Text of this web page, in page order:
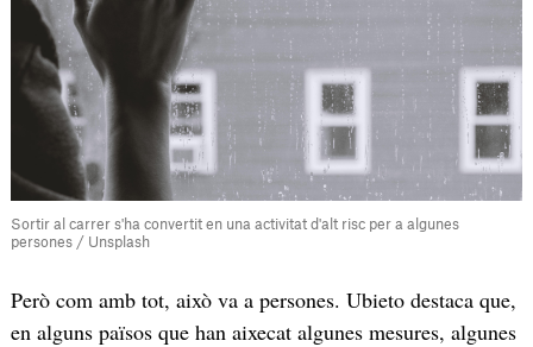
Sortir al carrer s'ha convertit en una activitat d'alt risc per a algunes
persones / Unsplash
Però com amb tot, això va a persones. Ubieto destaca que,
en alguns països que han aixecat algunes mesures, algunes